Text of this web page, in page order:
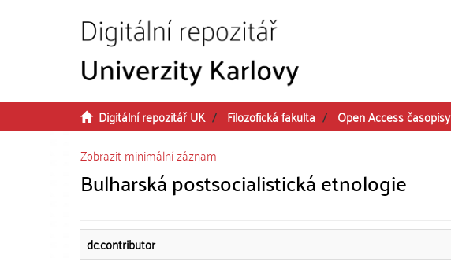
Digitální repozitář UK Filozofická fakulta Open Access časopisy
Zobrazit minimální záznam
Bulharská postsocialistická etnologie
dc.contributor